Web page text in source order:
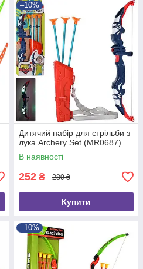
–10%
Дитячий набір для стрільби з
лука Archery Set (MR0687)
В наявності
252 ₴ 280 ₴
Купити
–10%